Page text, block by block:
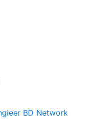
BD Network